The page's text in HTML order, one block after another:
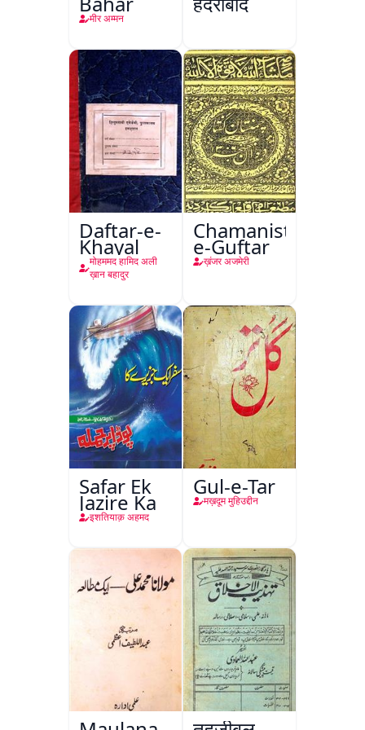
मीर अम्मन
Daftar-e-
Khayal
मोहममद हामिद अली
ख़ान बहादुर
Chamanistan-
e-Guftar
ख़ंजर अजमेरी
Safar Ek
Jazire Ka
इशतियाक़ अहमद
Gul-e-Tar
मख़दूम मुहिउद्दीन